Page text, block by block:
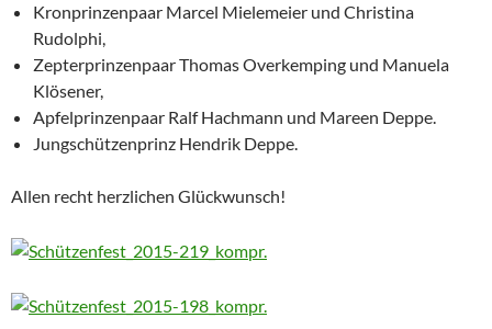
Kronprinzenpaar Marcel Mielemeier und Christina
Rudolphi,
Zepterprinzenpaar Thomas Overkemping und Manuela
Klösener,
Apfelprinzenpaar Ralf Hachmann und Mareen Deppe.
Jungschützenprinz Hendrik Deppe.
Allen recht herzlichen Glückwunsch!